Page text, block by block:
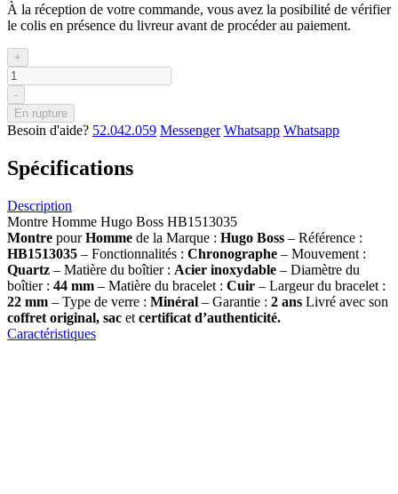
À la réception de votre commande, vous avez la posibilité de vérifier
le colis en présence du livreur avant de procéder au paiement.
+
-
En rupture
Besoin d'aide? 52.042.059 Messenger Whatsapp Whatsapp
Spécifications
Description
Montre Homme Hugo Boss HB1513035
Montre pourHomme de la Marque : Hugo Boss – Référence :
HB1513035 – Fonctionnalités : Chronographe – Mouvement :
Quartz – Matière du boîtier : Acier inoxydable – Diamètre du
boîtier : 44 mm – Matière du bracelet : Cuir – Largeur du bracelet :
22 mm – Type de verre : Minéral – Garantie : 2 ans Livré avec son
coffret original, sac et certificat d’authenticité.
Caractéristiques